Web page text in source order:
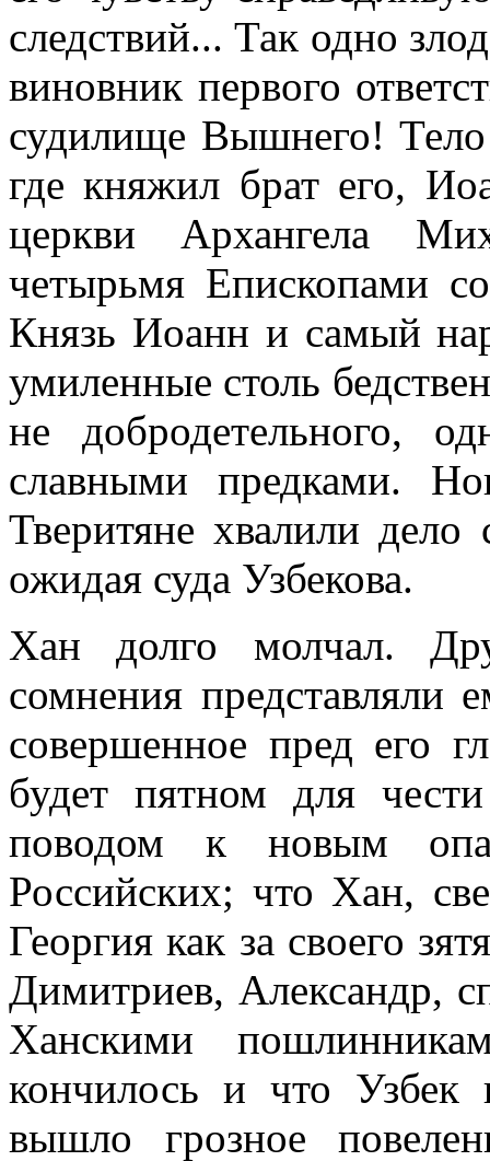
следствий... Так одно
виновник первого
судилище Вышнего! Тело
где княжил брат его,
церкви Архангела
четырьмя Епископами
Князь Иоанн и самый
умиленные столь
не добродетельного,
славными предками.
Тверитяне хвалили дело
ожидая суда Узбекова.
Хан долго молчал.
сомнения представляли
совершенное пред его
будет пятном для
поводом к новым
Российских; что Хан,
Георгия как за своего
Димитриев, Александр,
Ханскими
кончилось и что
вышло грозное